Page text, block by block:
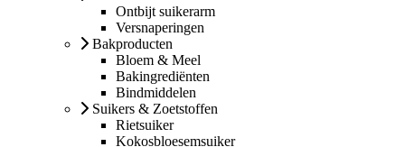
Ontbijt suikerarm
Versnaperingen
Bakproducten
Bloem & Meel
Bakingrediënten
Bindmiddelen
Suikers & Zoetstoffen
Rietsuiker
Kokosbloesemsuiker